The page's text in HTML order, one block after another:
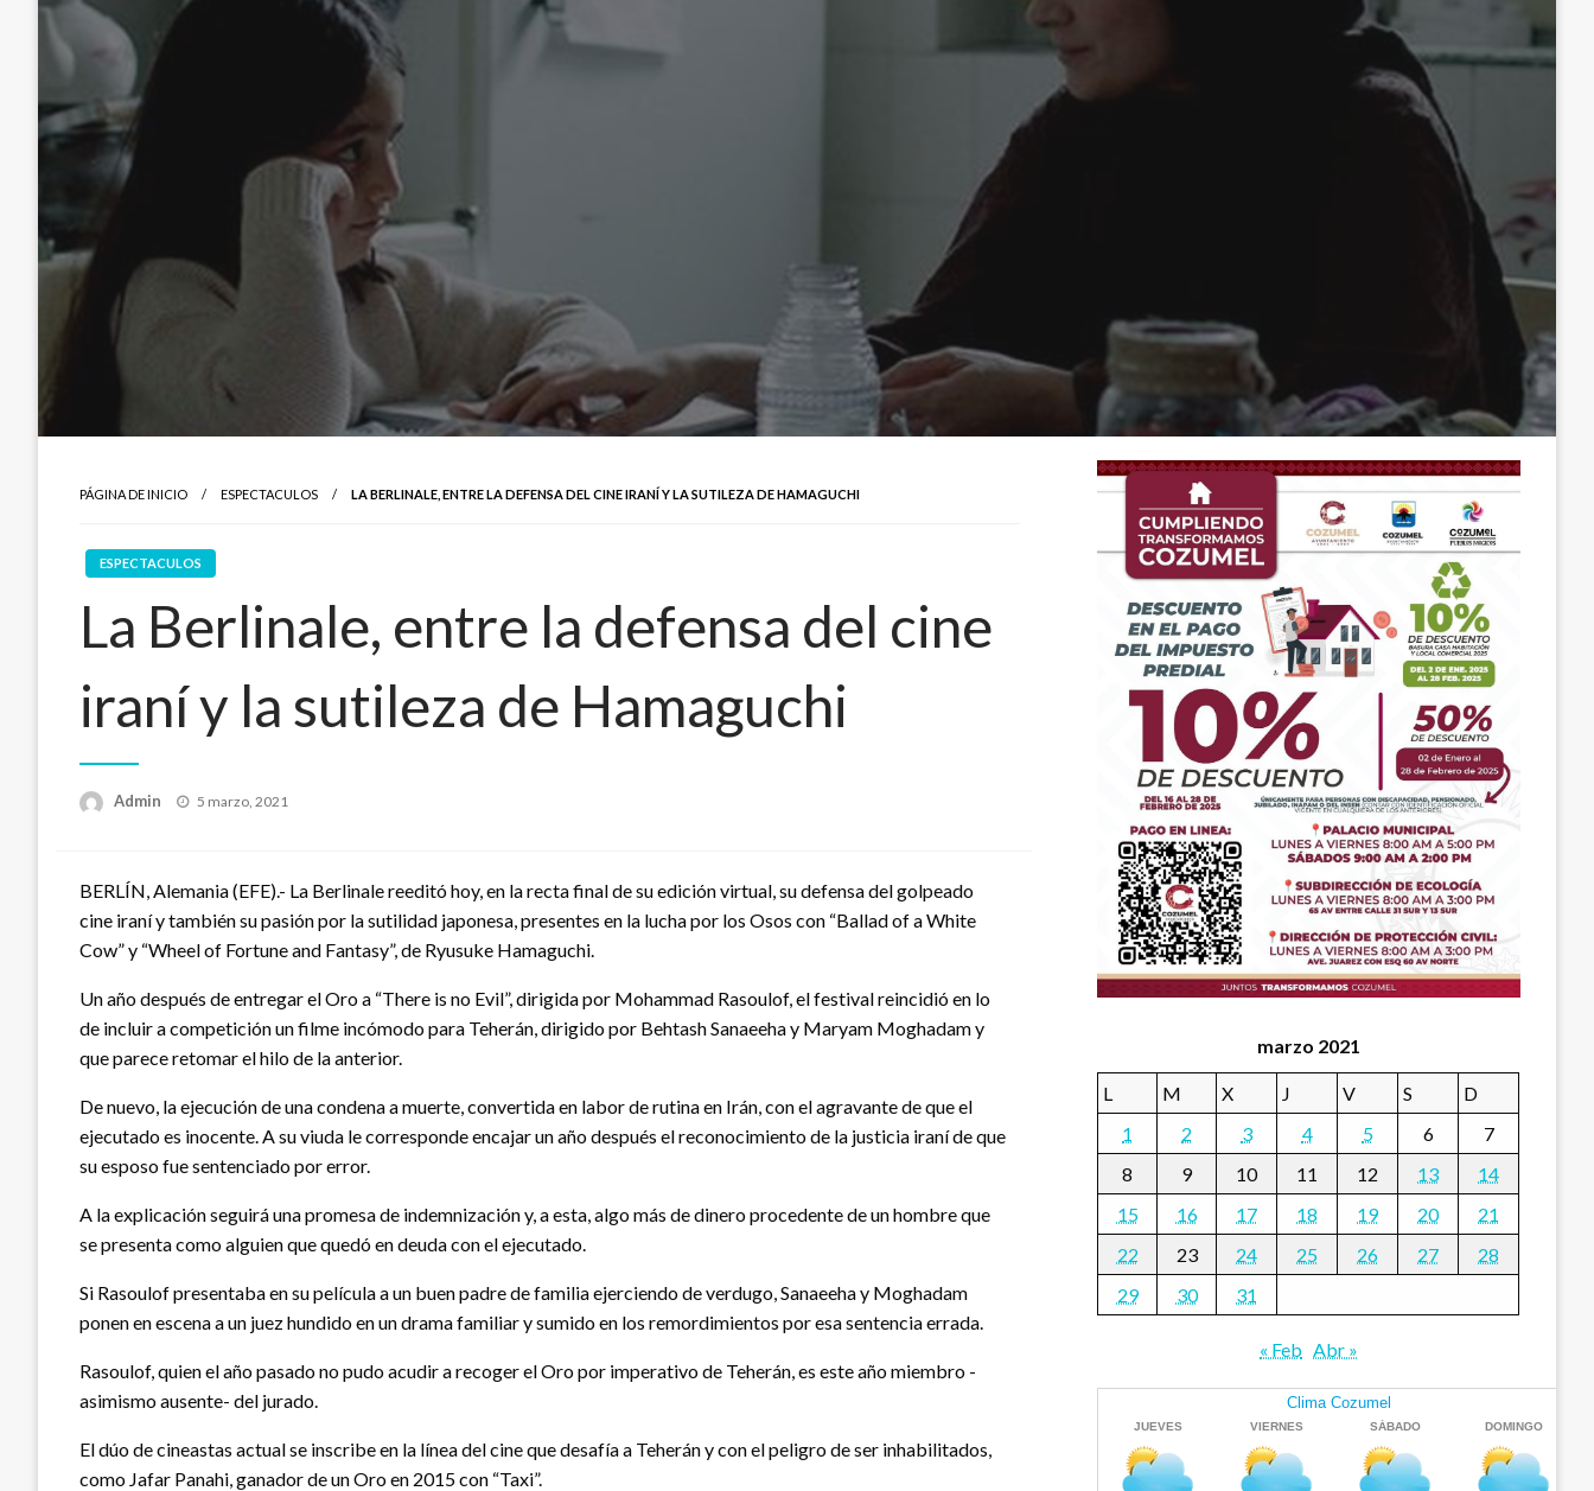
PÁGINA DE INICIO ESPECTACULOS LA BERLINALE, ENTRE LA DEFENSA DEL CINE IRANÍ Y LA SUTILEZA DE HAMAGUCHI
ESPECTACULOS
La Berlinale, entre la defensa del cine
iraní y la sutileza de Hamaguchi
Admin
Publicado
5 marzo, 2021
BERLÍN, Alemania (EFE).- La Berlinale reeditó hoy, en la recta final de su edición virtual, su defensa del golpeado
cine iraní y también su pasión por la sutilidad japonesa, presentes en la lucha por los Osos con “Ballad of a White
Cow” y “Wheel of Fortune and Fantasy”, de Ryusuke Hamaguchi.
Un año después de entregar el Oro a “There is no Evil”, dirigida por Mohammad Rasoulof, el festival reincidió en lo
de incluir a competición un filme incómodo para Teherán, dirigido por Behtash Sanaeeha y Maryam Moghadam y
que parece retomar el hilo de la anterior.
De nuevo, la ejecución de una condena a muerte, convertida en labor de rutina en Irán, con el agravante de que el
ejecutado es inocente. A su viuda le corresponde encajar un año después el reconocimiento de la justicia iraní de que
su esposo fue sentenciado por error.
A la explicación seguirá una promesa de indemnización y, a esta, algo más de dinero procedente de un hombre que
se presenta como alguien que quedó en deuda con el ejecutado.
Si Rasoulof presentaba en su película a un buen padre de familia ejerciendo de verdugo, Sanaeeha y Moghadam
ponen en escena a un juez hundido en un drama familiar y sumido en los remordimientos por esa sentencia errada.
Rasoulof, quien el año pasado no pudo acudir a recoger el Oro por imperativo de Teherán, es este año miembro -
asimismo ausente- del jurado.
El dúo de cineastas actual se inscribe en la línea del cine que desafía a Teherán y con el peligro de ser inhabilitados,
como Jafar Panahi, ganador de un Oro en 2015 con “Taxi”.
marzo 2021
L M X J V S
D
1
2 3 4 5 6
7
8
9 10 11 12 13
14
15
16 17 18 19 20
21
22
23 24 25 26 27
28
29
30 31
« Feb Abr »